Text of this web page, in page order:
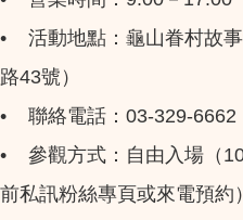
•
活動地點：龜山眷村故
路43號）
•
聯絡電話：03-329-6662
•
參觀方式：自由入場（
前私訊粉絲專頁或來電預約